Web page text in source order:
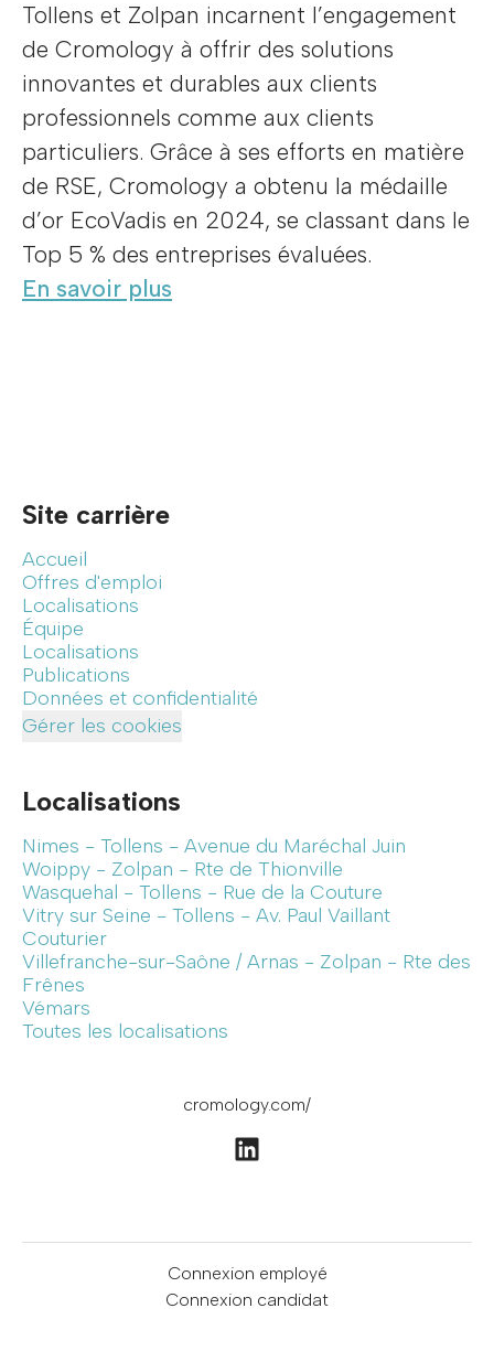
Tollens et Zolpan incarnent l’engagement
de Cromology à offrir des solutions
innovantes et durables aux clients
professionnels comme aux clients
particuliers. Grâce à ses efforts en matière
de RSE, Cromology a obtenu la médaille
d’or EcoVadis en 2024, se classant dans le
Top 5 % des entreprises évaluées.
En savoir plus
Site carrière
Accueil
Offres d'emploi
Localisations
Équipe
Localisations
Publications
Données et confidentialité
Gérer les cookies
Localisations
Nimes - Tollens - Avenue du Maréchal Juin
Woippy - Zolpan - Rte de Thionville
Wasquehal - Tollens - Rue de la Couture
Vitry sur Seine - Tollens - Av. Paul Vaillant
Couturier
Villefranche-sur-Saône / Arnas - Zolpan - Rte des
Frênes
Vémars
Toutes les localisations
cromology.com/
Connexion employé
Connexion candidat